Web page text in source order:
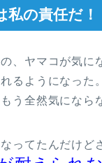
私の責任だ！
、ヤマコが気に
るようになった。
う全然気になら
ってたんだけど